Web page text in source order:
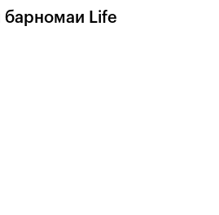
барномаи Life